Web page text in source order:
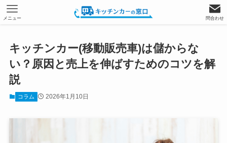
問合わせ
メニュー
キッチンカー(移動販売車)は儲からな
い？原因と売上を伸ばすためのコツを解
説
コラム 2026年1月10日